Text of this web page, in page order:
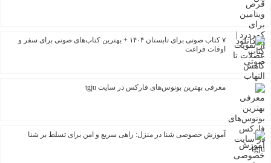
۷ کتاب صوتی برای تابستان ۱۴۰۴ + بهترین کتاب‌های صوتی برای سفر و
اوقات فراغت
معرفی بهترین بونوس‌های فارکس در سایت tgju
آموزش خصوصی شنا در منزل: راهی سریع و امن برای تسلط بر شنا